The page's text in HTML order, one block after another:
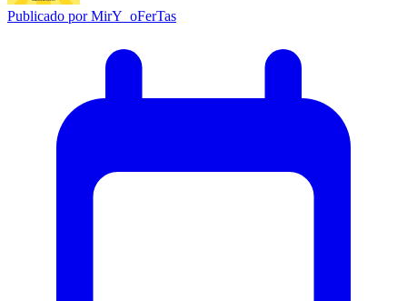
Publicado porMirY_oFerTas